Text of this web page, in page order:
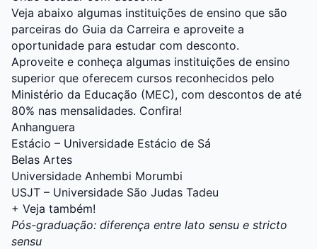
Veja abaixo algumas instituições de ensino que são
parceiras do Guia da Carreira e aproveite a
oportunidade para estudar com desconto.
Aproveite e conheça algumas instituições de ensino
superior que oferecem cursos reconhecidos pelo
Ministério da Educação (MEC), com descontos de até
80% nas mensalidades. Confira!
Anhanguera
Estácio – Universidade Estácio de Sá
Belas Artes
Universidade Anhembi Morumbi
USJT – Universidade São Judas Tadeu
+ Veja também!
Pós-graduação: diferença entre lato sensu e stricto
sensu